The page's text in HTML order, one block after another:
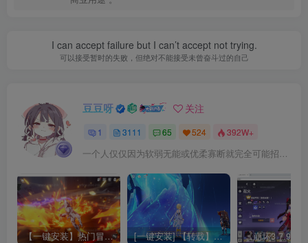
I can accept failure but I can’t accept not trying.
可以接受暂时的失败，但绝对不能接受未曾奋斗过的自己
豆豆呀 关注
1 3111 65 524 392W+
一个人仅仅因为软弱无能或优柔寡断就完全可能招致痛苦
【一键安装】热门冒险策略类游戏崩坏：星穹铁道全新2.3版本一键端+一键代理+一键启动+免虚拟机 [一键安装] 【转载】原神3.4真端服务端+源码+配套客户端+详尽说明+GM工具+源码说明文件